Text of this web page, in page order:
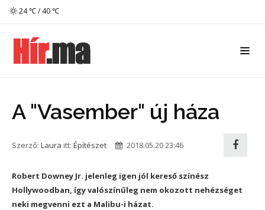
24 ℃ / 40 ℃
A "Vasember" új háza
Szerző: Laura itt: Építészet 2018.05.20 23:46
Robert Downey Jr. jelenleg igen jól kereső színész
Hollywoodban, így valószínűleg nem okozott nehézséget
neki megvenni ezt a Malibu-i házat.